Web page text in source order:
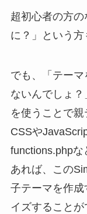
超初心者の方
に？」という方
でも、「テーマ
ないんでしょ
を使うことで
CSSや
functions.php
あれば、この
子テーマを作
イズすることが